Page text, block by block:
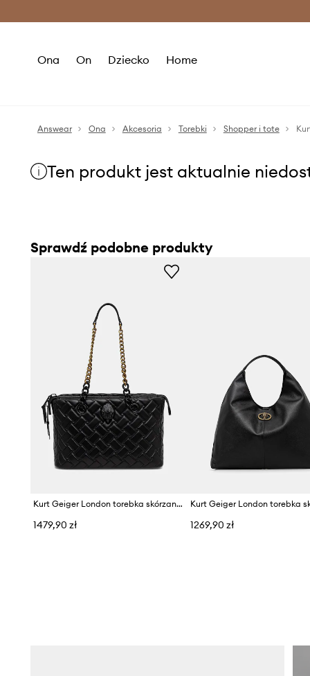
Ona On Dziecko Home
Answear Ona Akcesoria Torebki Shopper i tote
Ten produkt jest aktualnie
Sprawdź podobne produkty
Kurt Geiger London torebka skórzana KENSINGTON
1479,90 zł 1269,90 zł